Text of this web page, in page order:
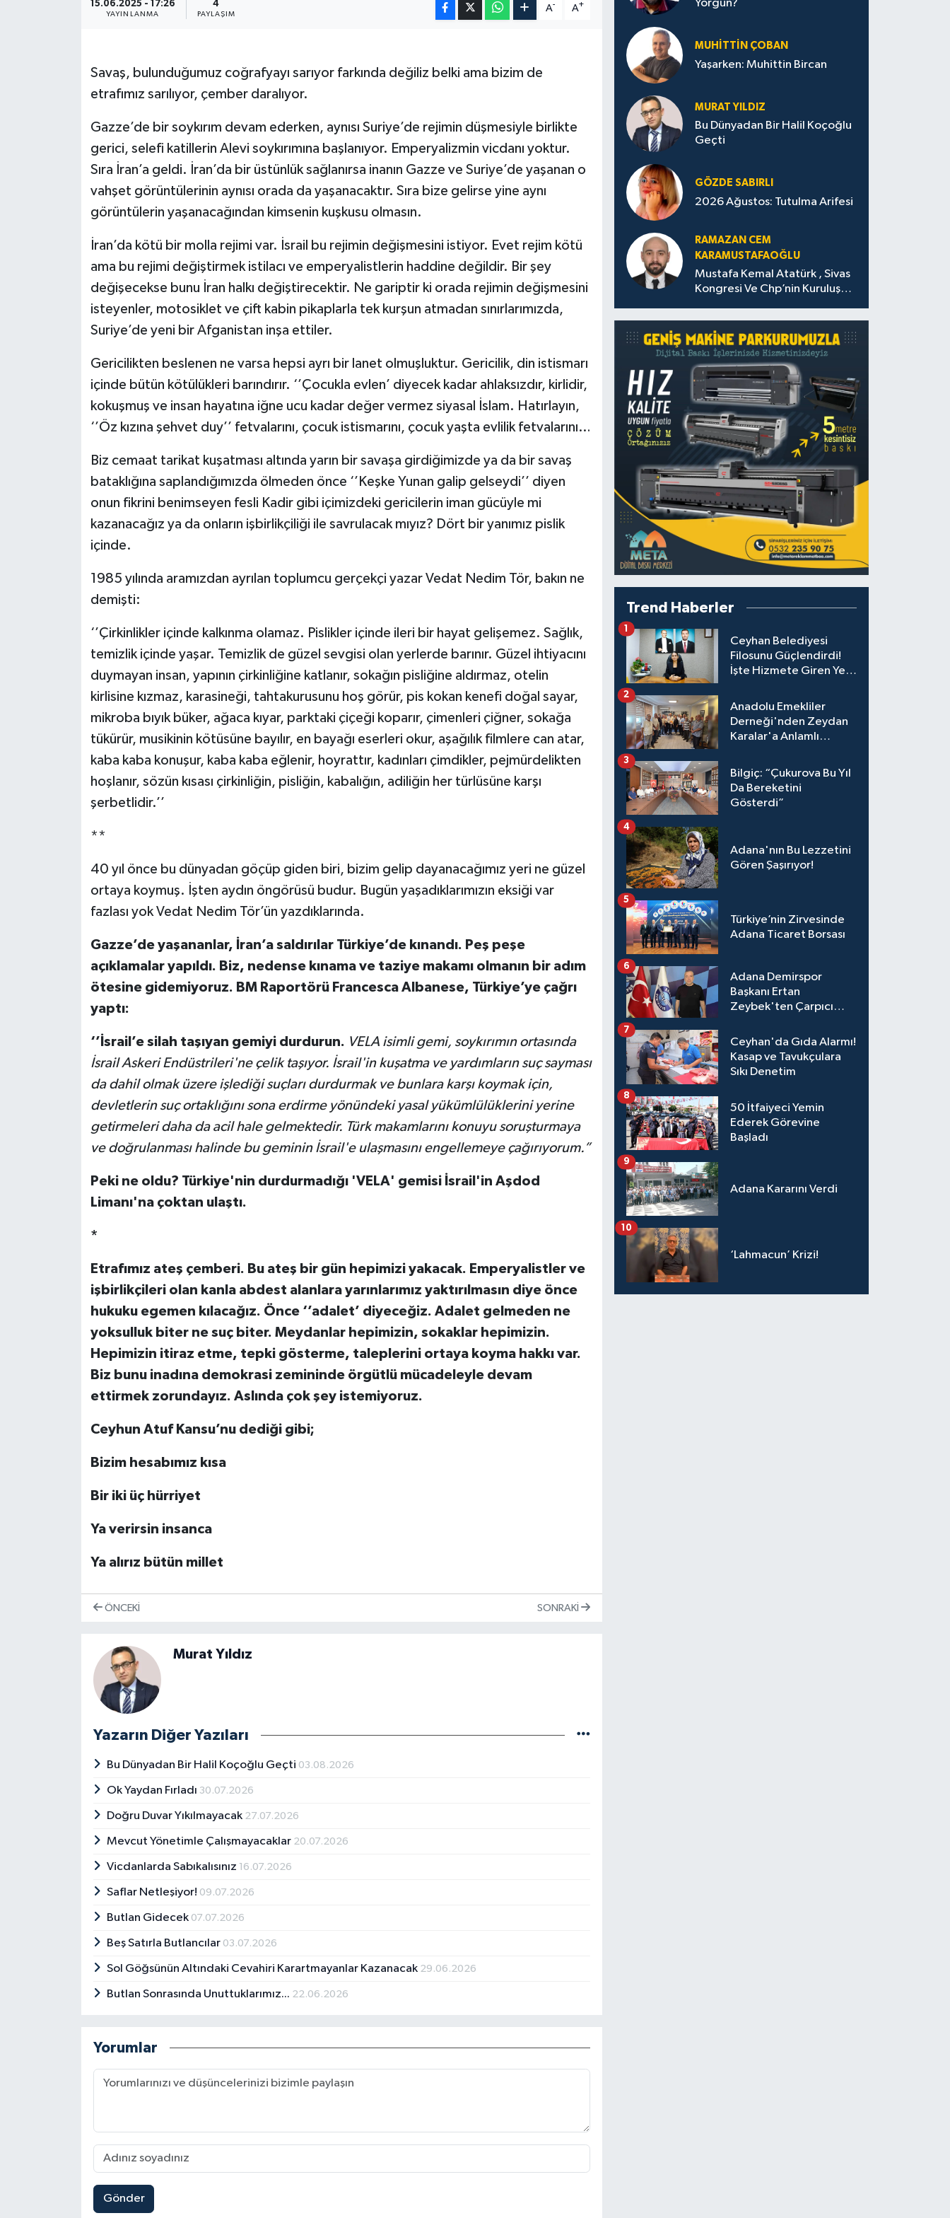
15.06.2025 - 17:26
YAYINLANMA
4
PAYLAŞIM
A- A+
Savaş, bulunduğumuz coğrafyayı sarıyor farkında değiliz belki ama bizim de
etrafımız sarılıyor, çember daralıyor.
Gazze’de bir soykırım devam ederken, aynısı Suriye’de rejimin düşmesiyle birlikte
gerici, selefi katillerin Alevi soykırımına başlanıyor. Emperyalizmin vicdanı yoktur.
Sıra İran’a geldi. İran’da bir üstünlük sağlanırsa inanın Gazze ve Suriye’de yaşanan o
vahşet görüntülerinin aynısı orada da yaşanacaktır. Sıra bize gelirse yine aynı
görüntülerin yaşanacağından kimsenin kuşkusu olmasın.
İran’da kötü bir molla rejimi var. İsrail bu rejimin değişmesini istiyor. Evet rejim kötü
ama bu rejimi değiştirmek istilacı ve emperyalistlerin haddine değildir. Bir şey
değişecekse bunu İran halkı değiştirecektir. Ne gariptir ki orada rejimin değişmesini
isteyenler, motosiklet ve çift kabin pikaplarla tek kurşun atmadan sınırlarımızda,
Suriye’de yeni bir Afganistan inşa ettiler.
Gericilikten beslenen ne varsa hepsi ayrı bir lanet olmuşluktur. Gericilik, din istismarı
içinde bütün kötülükleri barındırır. ‘’Çocukla evlen’ diyecek kadar ahlaksızdır, kirlidir,
kokuşmuş ve insan hayatına iğne ucu kadar değer vermez siyasal İslam. Hatırlayın,
‘’Öz kızına şehvet duy’’ fetvalarını, çocuk istismarını, çocuk yaşta evlilik fetvalarını…
Biz cemaat tarikat kuşatması altında yarın bir savaşa girdiğimizde ya da bir savaş
bataklığına saplandığımızda ölmeden önce ‘’Keşke Yunan galip gelseydi’’ diyen
onun fikrini benimseyen fesli Kadir gibi içimizdeki gericilerin iman gücüyle mi
kazanacağız ya da onların işbirlikçiliği ile savrulacak mıyız? Dört bir yanımız pislik
içinde.
1985 yılında aramızdan ayrılan toplumcu gerçekçi yazar Vedat Nedim Tör, bakın ne
demişti:
‘’Çirkinlikler içinde kalkınma olamaz. Pislikler içinde ileri bir hayat gelişemez. Sağlık,
temizlik içinde yaşar. Temizlik de güzel sevgisi olan yerlerde barınır. Güzel ihtiyacını
duymayan insan, yapının çirkinliğine katlanır, sokağın pisliğine aldırmaz, otelin
kirlisine kızmaz, karasineği, tahtakurusunu hoş görür, pis kokan kenefi doğal sayar,
mikroba bıyık büker, ağaca kıyar, parktaki çiçeği koparır, çimenleri çiğner, sokağa
tükürür, musikinin kötüsüne bayılır, en bayağı eserleri okur, aşağılık filmlere can atar,
kaba kaba konuşur, kaba kaba eğlenir, hoyrattır, kadınları çimdikler, pejmürdelikten
hoşlanır, sözün kısası çirkinliğin, pisliğin, kabalığın, adiliğin her türlüsüne karşı
şerbetlidir.’’
**
40 yıl önce bu dünyadan göçüp giden biri, bizim gelip dayanacağımız yeri ne güzel
ortaya koymuş. İşten aydın öngörüsü budur. Bugün yaşadıklarımızın eksiği var
fazlası yok Vedat Nedim Tör’ün yazdıklarında.
Gazze’de yaşananlar, İran’a saldırılar Türkiye’de kınandı. Peş peşe
açıklamalar yapıldı. Biz, nedense kınama ve taziye makamı olmanın bir adım
ötesine gidemiyoruz. BM Raportörü Francesca Albanese, Türkiye’ye çağrı
yaptı:
‘’İsrail’e silah taşıyan gemiyi durdurun. VELA isimli gemi, soykırımın ortasında
İsrail Askeri Endüstrileri'ne çelik taşıyor. İsrail'in kuşatma ve yardımların suç sayması
da dahil olmak üzere işlediği suçları durdurmak ve bunlara karşı koymak için,
devletlerin suç ortaklığını sona erdirme yönündeki yasal yükümlülüklerini yerine
getirmeleri daha da acil hale gelmektedir. Türk makamlarını konuyu soruşturmaya
ve doğrulanması halinde bu geminin İsrail'e ulaşmasını engellemeye çağırıyorum.”
Peki ne oldu? Türkiye'nin durdurmadığı 'VELA' gemisi İsrail'in Aşdod
Limanı'na çoktan ulaştı.
*
Etrafımız ateş çemberi. Bu ateş bir gün hepimizi yakacak. Emperyalistler ve
işbirlikçileri olan kanla abdest alanlara yarınlarımız yaktırılmasın diye önce
hukuku egemen kılacağız. Önce ‘’adalet’ diyeceğiz. Adalet gelmeden ne
yoksulluk biter ne suç biter. Meydanlar hepimizin, sokaklar hepimizin.
Hepimizin itiraz etme, tepki gösterme, taleplerini ortaya koyma hakkı var.
Biz bunu inadına demokrasi zemininde örgütlü mücadeleyle devam
ettirmek zorundayız. Aslında çok şey istemiyoruz.
Ceyhun Atuf Kansu’nu dediği gibi;
Bizim hesabımız kısa
Bir iki üç hürriyet
Ya verirsin insanca
Ya alırız bütün millet
ÖNCEKI SONRAKI
Murat Yıldız
Yazarın Diğer Yazıları
Bu Dünyadan Bir Halil Koçoğlu Geçti 03.08.2026
Ok Yaydan Fırladı 30.07.2026
Doğru Duvar Yıkılmayacak 27.07.2026
Mevcut Yönetimle Çalışmayacaklar 20.07.2026
Vicdanlarda Sabıkalısınız 16.07.2026
Saflar Netleşiyor! 09.07.2026
Butlan Gidecek 07.07.2026
Beş Satırla Butlancılar 03.07.2026
Sol Göğsünün Altındaki Cevahiri Karartmayanlar Kazanacak 29.06.2026
Butlan Sonrasında Unuttuklarımız... 22.06.2026
Yorumlar
Gönder
Yorgun?
MUHITTIN ÇOBAN
Yaşarken: Muhittin Bircan
MURAT YILDIZ
Bu Dünyadan Bir Halil Koçoğlu
Geçti
GÖZDE SABIRLI
2026 Ağustos: Tutulma Arifesi
RAMAZAN CEM
KARAMUSTAFAOĞLU
Mustafa Kemal Atatürk , Sivas
Kongresi Ve Chp’nin Kuruluşu
Trend Haberler
Ceyhan Belediyesi
Filosunu Güçlendirdi!
İşte Hizmete Giren Yeni
1
Anadolu Emekliler
Derneği'nden Zeydan
Karalar'a Anlamlı
2
Bilgiç: “Çukurova Bu Yıl
Da Bereketini
Gösterdi”
3
Adana'nın Bu Lezzetini
Gören Şaşırıyor!
4
Türkiye’nin Zirvesinde
Adana Ticaret Borsası
5
Adana Demirspor
Başkanı Ertan
Zeybek'ten Çarpıcı
Toparlanmak 10 Yıl
Sürer"
6
Ceyhan'da Gıda Alarmı!
Kasap ve Tavukçulara
Sıkı Denetim
7
50 İtfaiyeci Yemin
Ederek Görevine
Başladı
8
Adana Kararını Verdi
9
‘Lahmacun’ Krizi!
10